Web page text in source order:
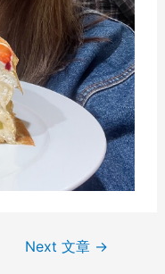
Next 文章 →